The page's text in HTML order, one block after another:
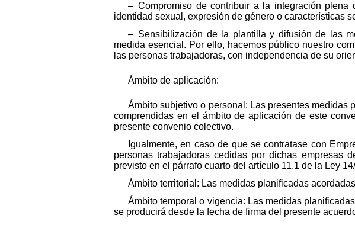
– Compromiso de contribuir a la integración plena
identidad sexual, expresión de género o características
– Sensibilización de la plantilla y difusión de las
medida esencial. Por ello, hacemos público nuestro
las personas trabajadoras, con independencia de su
Ámbito de aplicación:
Ámbito subjetivo o personal: Las presentes
comprendidas en el ámbito de aplicación de este
presente convenio colectivo.
Igualmente, en caso de que se contratase con
personas trabajadoras cedidas por dichas empresas
previsto en el párrafo cuarto del artículo 11.1 de la Ley
Ámbito territorial: Las medidas planificadas
Ámbito temporal o vigencia: Las medidas
se producirá desde la fecha de firma del presente